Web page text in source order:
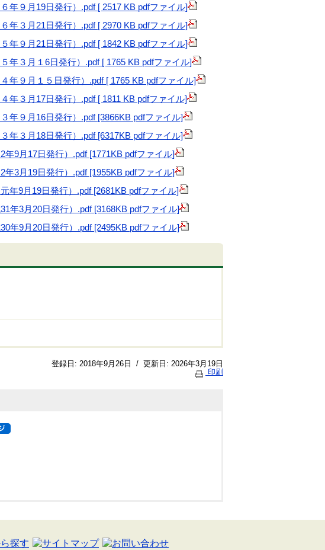
年９月19日発行）.pdf [ 2517 KB pdfファイル]
年３月21日発行）.pdf [ 2970 KB pdfファイル]
年９月21日発行）.pdf [ 1842 KB pdfファイル]
年３月１6日発行）.pdf [ 1765 KB pdfファイル]
年９月１５日発行）.pdf [ 1765 KB pdfファイル]
年３月17日発行）.pdf [ 1811 KB pdfファイル]
年９月16日発行） .pdf[3866KB pdfファイル]
年３月18日発行） .pdf[6317KB pdfファイル]
9月17日発行） .pdf[1771KB pdfファイル]
3月19日発行） .pdf[1955KB pdfファイル]
年9月19日発行） .pdf[2681KB pdfファイル]
年3月20日発行） .pdf[3168KB pdfファイル]
年9月20日発行） .pdf[2495KB pdfファイル]
登録日: 2018年9月26日 / 更新日: 2026年3月19日
印刷